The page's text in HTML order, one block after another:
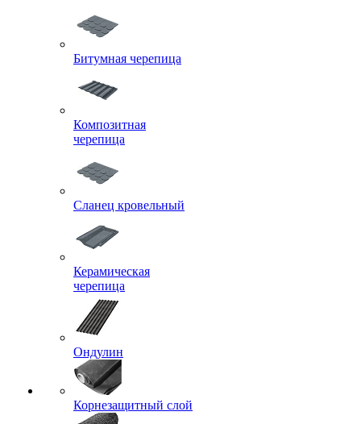
Битумная черепица
Композитная
черепица
Сланец кровельный
Керамическая
черепица
Ондулин
Корнезащитный слой